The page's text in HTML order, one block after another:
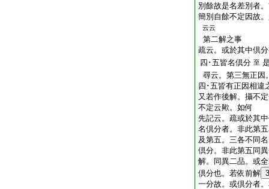
別餘故是名差別者
簡別自餘不定因故
云云
第二解之事
疏云。或於其中倶
四･五皆名倶分 至
尋云。第三無正因
四･五皆有正因相違
又若作後解。攝不
不定云歟。如何
先記云。疏或於其
名倶分者。非此第
及第五。三各不同
倶分。非此第五同
解。同異二品。或
倶分也。若依前解 3
一分故。或倶分者